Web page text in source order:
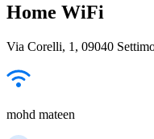
Home WiFi
Via Corelli, 1, 09040
mohd mateen